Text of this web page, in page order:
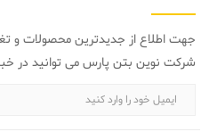
جهت اطلاع از جدیدترین محصولات و
شرکت نوین بتن پارس می توانید در